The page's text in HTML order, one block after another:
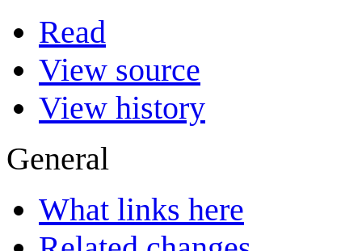
Read
View source
View history
General
What links here